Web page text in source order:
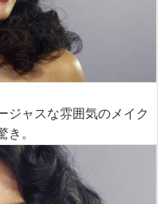
ジャスな雰囲気のメイク
。